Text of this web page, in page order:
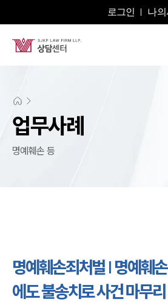
로그인 나
업무사례
명예훼손 등
명예훼손죄처벌 | 명예훼
에도 불송치로 사건 마무리